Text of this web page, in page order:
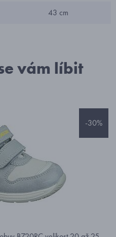
43 cm
vám líbit
-30%